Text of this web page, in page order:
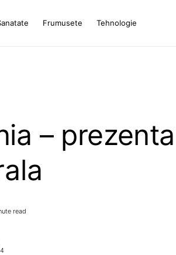
Frumusete Tehnologie
–
read